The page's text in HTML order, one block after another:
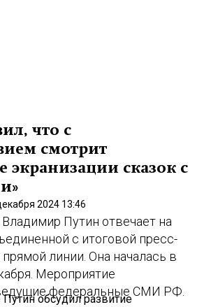
что с
смотрит
экранизации сказок с
2024 13:46
Путин отвечает на
с итоговой пресс-
линии. Она началась в
Мероприятие
федеральные СМИ РФ.
обсудил развитие